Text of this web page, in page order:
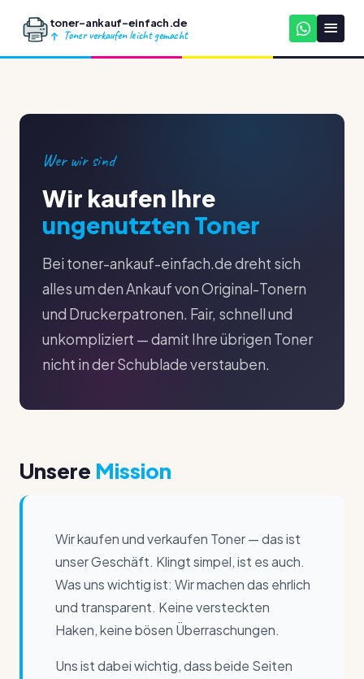
toner-ankauf-einfach.de
Toner verkaufen leicht gemacht
Wer wir sind
Wir kaufen Ihre
ungenutzten Toner
Bei toner-ankauf-einfach.de dreht sich
alles um den Ankauf von Original-Tonern
und Druckerpatronen. Fair, schnell und
unkompliziert — damit Ihre übrigen Toner
nicht in der Schublade verstauben.
Unsere Mission
Wir kaufen und verkaufen Toner — das ist
unser Geschäft. Klingt simpel, ist es auch.
Was uns wichtig ist: Wir machen das ehrlich
und transparent. Keine versteckten
Haken, keine bösen Überraschungen.
Uns ist dabei wichtig, dass beide Seiten